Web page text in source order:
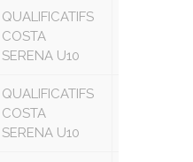
QUALIFICATIFS
COSTA
SERENA U10
QUALIFICATIFS
COSTA
SERENA U10